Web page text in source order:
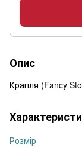
Опис
Крапля (Fancy
Розмір